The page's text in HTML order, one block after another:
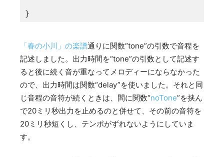
}
「春の小川」の楽譜通りに関数“tone”の引数で音程を
記述しました。出力時間を“tone”の引数として記述す
ると後に続く音が重なってメロディーにならなかった
ので、出力時間は関数“delay”を使いました。それと同
じ音程の音符が続くときは、間に関数“noTone”を挟ん
で20ミリ秒出力を止めるのと併せて、その前の音符を
20ミリ秒短くし、テンポがずれないようにしていま
す。